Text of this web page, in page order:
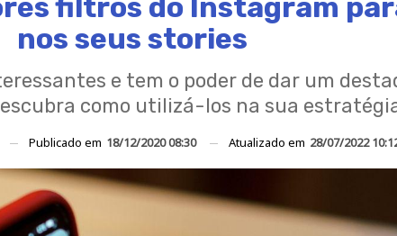
filtros do Instagram
nos seus stories
e tem o poder de dar um
como utilizá-los na sua
Publicado em 18/12/2020 08:30 Atualizado em 28/07/2022